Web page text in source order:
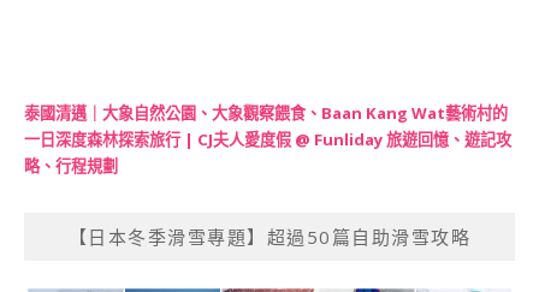
泰國清邁｜大象自然公園、大象觀察餵食、Baan Kang Wat藝術村的
一日深度森林探索旅行 | CJ夫人愛度假 @ Funliday 旅遊回憶、遊記攻
略、行程規劃
【日本冬季滑雪專題】超過50篇自助滑雪攻略